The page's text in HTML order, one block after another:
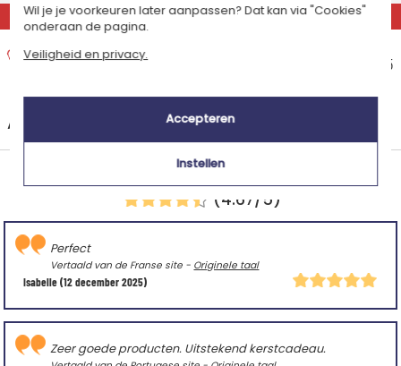
Gemiddelde klantenwaardering:
(4.67/5)
Isabelle(12 december 2025)
Perfect
Vertaald van de Franse site - Originele taal
Zeer goede producten. Uitstekend kerstcadeau.
EXPRESS
Geschatte afleverdatum
€ 15,95
Andere landen
Wil je je voorkeuren later aanpassen? Dat kan via "Cookies"
onderaan de pagina.
Veiligheid en privacy.
Accepteren
Instellen